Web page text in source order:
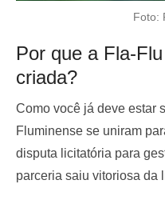
Foto:
Por que a Fla-
criada?
Como você já deve estar
Fluminense se uniram
disputa licitatória para
parceria saiu vitoriosa da